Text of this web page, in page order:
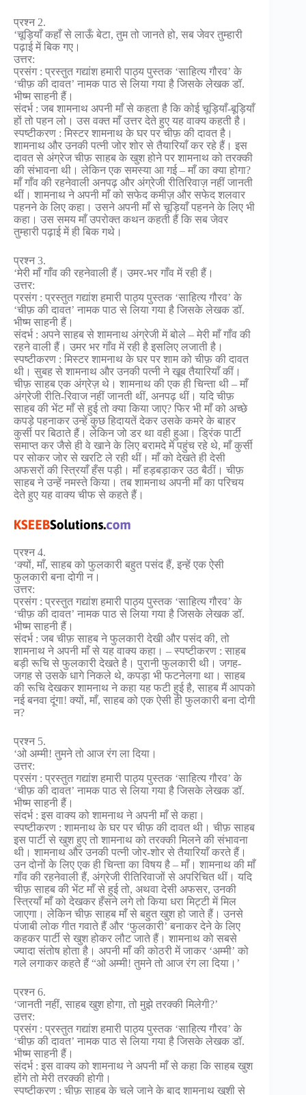
प्रश्न 2.
‘चूड़ियाँ कहाँ से लाऊँ बेटा, तुम तो जानते हो, सब जेवर तुम्हारी
पढ़ाई में बिक गए।
उत्तर:
प्रसंग : प्रस्तुत गद्यांश हमारी पाठ्य पुस्तक ‘साहित्य गौरव’ के
‘चीफ़ की दावत’ नामक पाठ से लिया गया है जिसके लेखक डॉ.
भीष्म साहनी हैं।
संदर्भ : जब शामनाथ अपनी माँ से कहता है कि कोई चूड़ियाँ-बूड़ियाँ
हों तो पहन लो। उस वक्त माँ उत्तर देते हुए यह वाक्य कहती है।
स्पष्टीकरण : मिस्टर शामनाथ के घर पर चीफ़ की दावत है।
शामनाथ और उनकी पत्नी जोर शोर से तैयारियाँ कर रहे हैं। इस
दावत से अंग्रेज चीफ़ साहब के खुश होने पर शामनाथ को तरक्की
की संभावना थी। लेकिन एक समस्या आ गई – माँ का क्या होगा?
माँ गाँव की रहनेवाली अनपढ़ और अंग्रेजी रीतिरिवाज़ नहीं जानती
थीं। शामनाथ ने अपनी माँ को सफेद कमीज़ और सफेद शलवार
पहनने के लिए कहा। उसने अपनी माँ से चूड़ियाँ पहनने के लिए भी
कहा। उस समय माँ उपरोक्त कथन कहती हैं कि सब जेवर
तुम्हारी पढ़ाई में ही बिक गथे।
प्रश्न 3.
‘मेरी माँ गाँव की रहनेवाली हैं। उमर-भर गाँव में रही हैं।
उत्तर:
प्रसंग : प्रस्तुत गद्यांश हमारी पाठ्य पुस्तक ‘साहित्य गौरव’ के
‘चीफ़ की दावत’ नामक पाठ से लिया गया है जिसके लेखक डॉ.
भीष्म साहनी हैं।
संदर्भ : अपने साहब से शामनाथ अंग्रेजी में बोले – मेरी माँ गाँव की
रहने वाली हैं। उमर भर गाँव में रही है इसलिए लजाती है।
स्पष्टीकरण : मिस्टर शामनाथ के घर पर शाम को चीफ़ की दावत
थी। सुबह से शामनाथ और उनकी पत्नी ने खूब तैयारियाँ कीं।
चीफ़ साहब एक अंग्रेज़ थे। शामनाथ की एक ही चिन्ता थी – माँ
अंग्रेजी रीति-रिवाज नहीं जानती थीं, अनपढ़ थीं। यदि चीफ़
साहब की भेंट माँ से हुई तो क्या किया जाए? फिर भी माँ को अच्छे
कपड़े पहनाकर उन्हें कुछ हिदायतें देकर उसके कमरे के बाहर
कुर्सी पर बिठाते हैं। लेकिन जो डर था वही हुआ। ड्रिंक पार्टी
समाप्त कर जैसे ही वे खाने के लिए बरामदे में पहुंच रहे थे, माँ कुर्सी
पर सोकर जोर से खरटि ले रही थीं। माँ को देखते ही देसी
अफसरों की स्त्रियाँ हँस पड़ी। माँ हड़बड़ाकर उठ बैठीं। चीफ़
साहब ने उन्हें नमस्ते किया। तब शामनाथ अपनी माँ का परिचय
देते हुए यह वाक्य चीफ से कहते हैं।
प्रश्न 4.
‘क्यों, माँ, साहब को फुलकारी बहुत पसंद हैं, इन्हें एक ऐसी
फुलकारी बना दोगी न।
उत्तर:
प्रसंग : प्रस्तुत गद्यांश हमारी पाठ्य पुस्तक ‘साहित्य गौरव’ के
‘चीफ़ की दावत’ नामक पाठ से लिया गया है जिसके लेखक डॉ.
भीष्म साहनी हैं।
संदर्भ : जब चीफ़ साहब ने फुलकारी देखी और पसंद की, तो
शामनाथ ने अपनी माँ से यह वाक्य कहा। – स्पष्टीकरण : साहब
बड़ी रूचि से फुलकारी देखते है। पुरानी फुलकारी थी। जगह-
जगह से उसके धागे निकले थे, कपड़ा भी फटनेलगा था। साहब
की रूचि देखकर शामनाथ ने कहा यह फटी हुई है, साहब मैं आपको
नई बनवा दूंगा! क्यों, माँ, साहब को एक ऐसी ही फुलकारी बना दोगी
न?
प्रश्न 5.
‘ओ अम्मी! तुमने तो आज रंग ला दिया।
उत्तर:
प्रसंग : प्रस्तुत गद्यांश हमारी पाठ्य पुस्तक ‘साहित्य गौरव’ के
‘चीफ़ की दावत’ नामक पाठ से लिया गया है जिसके लेखक डॉ.
भीष्म साहनी हैं।
संदर्भ : इस वाक्य को शामनाथ ने अपनी माँ से कहा।
स्पष्टीकरण : शामनाथ के घर पर चीफ़ की दावत थी। चीफ़ साहब
इस पार्टी से खुश हुए तो शामनाथ को तरक्की मिलने की संभावना
थी। शामनाथ और उनकी पत्नी जोर-शोर से तैयारियाँ करते हैं।
उन दोनों के लिए एक ही चिन्ता का विषय है – माँ। शामनाथ की माँ
गाँव की रहनेवाली हैं, अंग्रेजी रीतिरिवाजों से अपरिचित थीं। यदि
चीफ़ साहब की भेंट माँ से हुई तो, अथवा देसी अफसर, उनकी
स्त्रियाँ माँ को देखकर हँसने लगे तो किया धरा मिट्टी में मिल
जाएगा। लेकिन चीफ़ साहब माँ से बहुत खुश हो जाते हैं। उनसे
पंजाबी लोक गीत गवाते हैं और ‘फुलकारी’ बनाकर देने के लिए
कहकर पार्टी से खुश होकर लौट जाते हैं। शामनाथ को सबसे
ज्यादा संतोष होता है। अपनी माँ की कोठरी में जाकर ‘अम्मी’ को
गले लगाकर कहते हैं “ओ अम्मी! तुमने तो आज रंग ला दिया।’
प्रश्न 6.
‘जानती नहीं, साहब खुश होगा, तो मुझे तरक्की मिलेगी?’
उत्तर:
प्रसंग : प्रस्तुत गद्यांश हमारी पाठ्य पुस्तक ‘साहित्य गौरव’ के
‘चीफ़ की दावत’ नामक पाठ से लिया गया है जिसके लेखक डॉ.
भीष्म साहनी हैं।
संदर्भ : इस वाक्य को शामनाथ ने अपनी माँ से कहा कि साहब खुश
होंगे तो मेरी तरक्की होगी।
स्पष्टीकरण : चीफ़ साहब के चले जाने के बाद शामनाथ खुशी से